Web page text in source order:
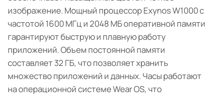
изображение. Мощный процессор Exynos W1000 с
частотой 1600 МГц и 2048 МБ оперативной памяти
гарантируют быструю и плавную работу
приложений. Объем постоянной памяти
составляет 32 ГБ, что позволяет хранить
множество приложений и данных. Часы работают
на операционной системе Wear OS, что